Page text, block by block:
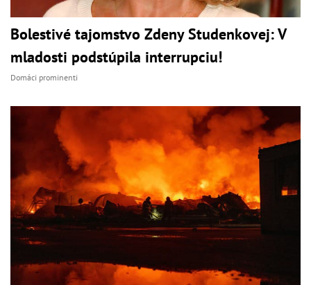
Bolestivé tajomstvo Zdeny Studenkovej: V
mladosti podstúpila interrupciu!
Domáci prominenti